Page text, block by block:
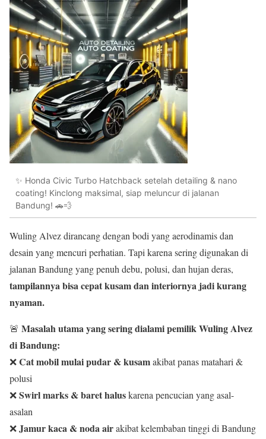
✨ Honda Civic Turbo Hatchback setelah detailing & nano
coating! Kinclong maksimal, siap meluncur di jalanan
Bandung! 🚗💨
Wuling Alvez dirancang dengan bodi yang aerodinamis dan
desain yang mencuri perhatian. Tapi karena sering digunakan di
jalanan Bandung yang penuh debu, polusi, dan hujan deras,
tampilannya bisa cepat kusam dan interiornya jadi kurang
nyaman.
🚨 Masalah utama yang sering dialami pemilik Wuling Alvez
di Bandung:
❌Cat mobil mulai pudar & kusamakibat panas matahari &
polusi
❌Swirl marks & baret haluskarena pencucian yang asal-
asalan
❌Jamur kaca & noda airakibat kelembaban tinggi di Bandung